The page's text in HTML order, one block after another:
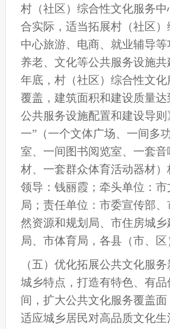
村（社区）综合性文化服务中
合实际，适当拓展村（社区）
中心旅游、电商、就业辅导等
养老、文化等公共服务设施共
年底，村（社区）综合性文
覆盖，建筑面积和建设质量
公共服务设施配置和建设导则
一”（一个文体广场、一间多
室、一间图书阅览室、一套
材、一套群众体育活动器材）
领导：钱丽霞；牵头单位：
局；责任单位： 市委宣传部、
然资源和规划局、 市住房城乡
局、 市体育局 ， 各县（市、 区
（五）优化拓展公共文化服务
城乡特点，打造有特色、有
间，扩大公共文化服务覆盖面
适应城乡居民对高品质文化